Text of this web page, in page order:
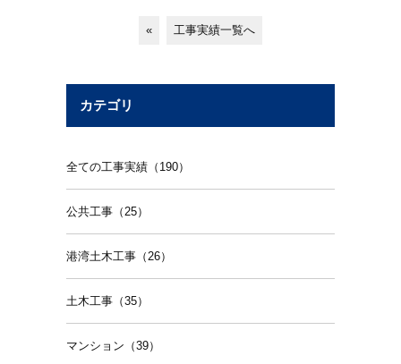
« 工事実績一覧へ
カテゴリ
全ての工事実績（190）
公共工事（25）
港湾土木工事（26）
土木工事（35）
マンション（39）